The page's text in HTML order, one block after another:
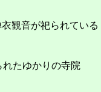
観音が祀られている
れたゆかりの寺院